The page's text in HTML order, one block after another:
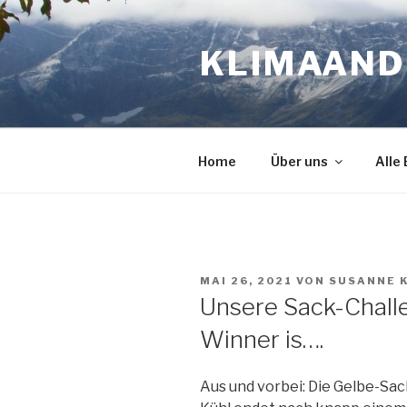
Zum
Inhalt
springen
Home Über uns Alle
VERÖFFENTLICHT
MAI 26, 2021 VON SUSANNE
Unsere Sack-
Winner is….
Aus und vorbei: Die Gelbe-